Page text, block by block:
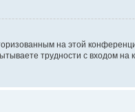
на этой
трудности с входом